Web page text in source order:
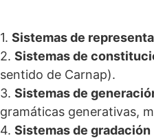
1. Sistemas de
2. Sistemas de
sentido de Carnap).
3. Sistemas de
gramáticas generativas,
4. Sistemas de gradación